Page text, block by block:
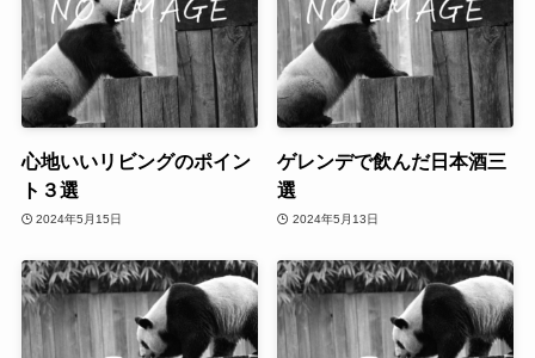
心地いいリビングのポイン
ト３選
2024年5月15日
ゲレンデで飲んだ日本酒三
選
2024年5月13日